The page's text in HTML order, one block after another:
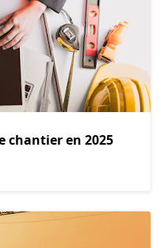
chantier en 2025